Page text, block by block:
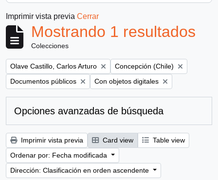
Imprimir vista previa Cerrar
Mostrando 1 resultados
Colecciones
Remove filter:
Olave Castillo, Carlos Arturo Remove filter:
Concepción (Chile)
Remove filter:
Documentos públicos Remove filter:
Con objetos digitales
Opciones avanzadas de búsqueda
Imprimir vista previa Card view
Table view
Ordenar por: Fecha modificada
Dirección: Clasificación en orden ascendente